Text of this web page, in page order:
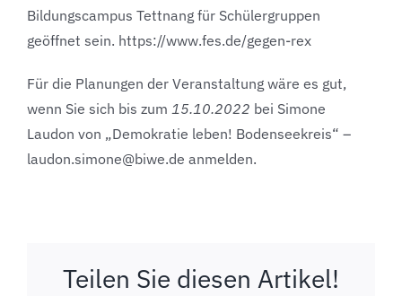
Bildungscampus Tettnang für Schülergruppen
geöffnet sein. https://www.fes.de/gegen-rex
Für die Planungen der Veranstaltung wäre es gut,
wenn Sie sich bis zum 15.10.2022 bei Simone
Laudon von „Demokratie leben! Bodenseekreis“ –
laudon.simone@biwe.de anmelden.
Teilen Sie diesen Artikel!